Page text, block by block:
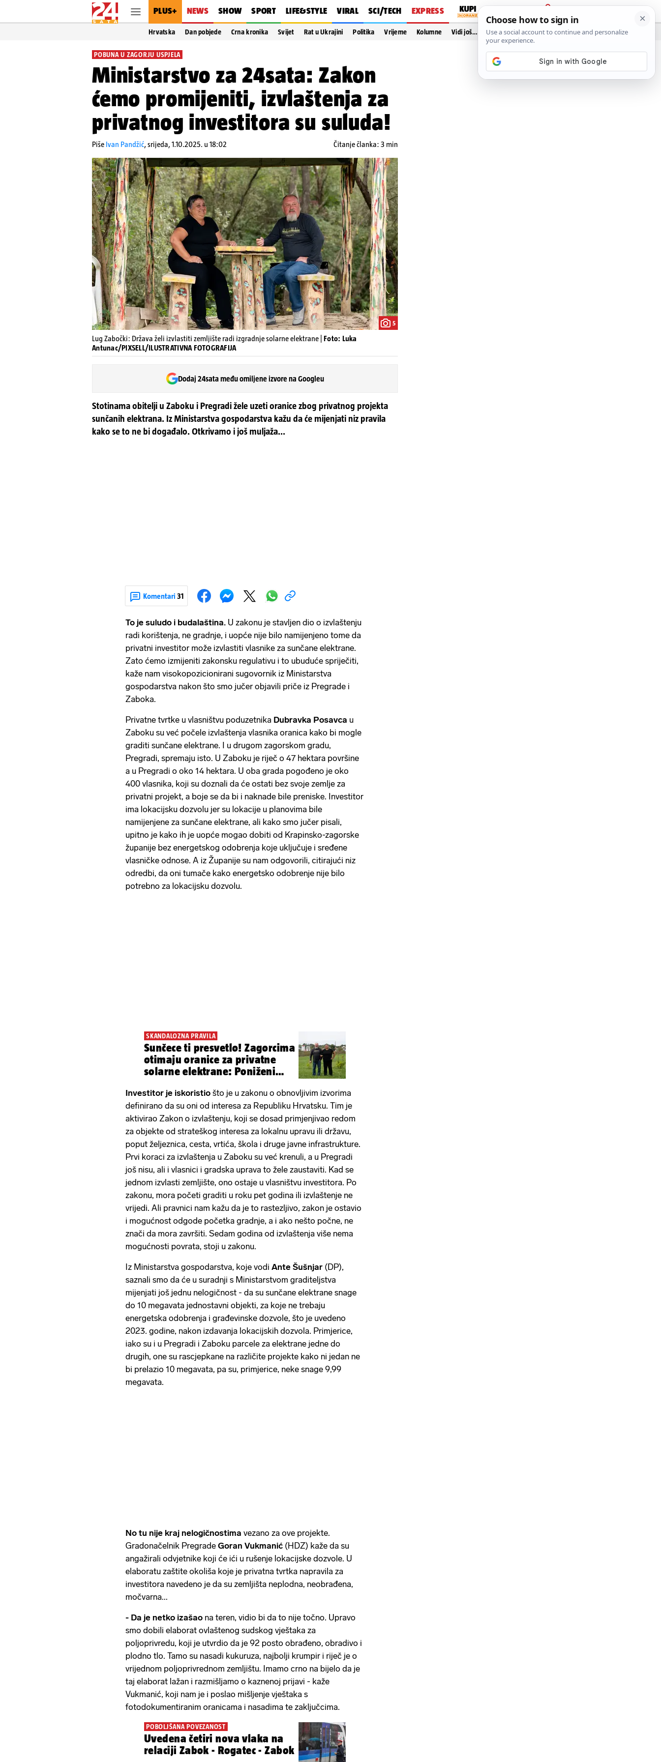
PLUS+ NEWS SHOW SPORT LIFE&STYLE VIRAL SCI/TECH EXPRESS
PRIJAVA
Hrvatska Dan pobjede Crna kronika Svijet Rat u Ukrajini Politika Vrijeme Kolumne Vidi još…
POBUNA U ZAGORJU USPJELA
Ministarstvo za 24sata: Zakon
ćemo promijeniti, izvlaštenja za
privatnog investitora su suluda!
Piše Ivan Pandžić,srijeda, 1.10.2025. u 18:02 Čitanje članka: 3 min
5
Lug Zabočki: Država želi izvlastiti zemljište radi izgradnje solarne elektrane | Foto: Luka
Antunac/PIXSELL/ILUSTRATIVNA FOTOGRAFIJA
Dodaj 24sata među omiljene izvore na Googleu
Stotinama obitelji u Zaboku i Pregradi žele uzeti oranice zbog privatnog projekta
sunčanih elektrana. Iz Ministarstva gospodarstva kažu da će mijenjati niz pravila
kako se to ne bi događalo. Otkrivamo i još muljaža...
Komentari 31
To je suludo i budalaština. U zakonu je stavljen dio o izvlaštenju
radi korištenja, ne gradnje, i uopće nije bilo namijenjeno tome da
privatni investitor može izvlastiti vlasnike za sunčane elektrane.
Zato ćemo izmijeniti zakonsku regulativu i to ubuduće spriječiti,
kaže nam visokopozicionirani sugovornik iz Ministarstva
gospodarstva nakon što smo jučer objavili priče iz Pregrade i
Zaboka.
Privatne tvrtke u vlasništvu poduzetnika Dubravka Posavca u
Zaboku su već počele izvlaštenja vlasnika oranica kako bi mogle
graditi sunčane elektrane. I u drugom zagorskom gradu,
Pregradi, spremaju isto. U Zaboku je riječ o 47 hektara površine
a u Pregradi o oko 14 hektara. U oba grada pogođeno je oko
400 vlasnika, koji su doznali da će ostati bez svoje zemlje za
privatni projekt, a boje se da bi i naknade bile preniske. Investitor
ima lokacijsku dozvolu jer su lokacije u planovima bile
namijenjene za sunčane elektrane, ali kako smo jučer pisali,
upitno je kako ih je uopće mogao dobiti od Krapinsko-zagorske
županije bez energetskog odobrenja koje uključuje i sređene
vlasničke odnose. A iz Županije su nam odgovorili, citirajući niz
odredbi, da oni tumače kako energetsko odobrenje nije bilo
potrebno za lokacijsku dozvolu.
SKANDALOZNA PRAVILA
Sunčece ti presvetlo! Zagorcima
otimaju oranice za privatne
solarne elektrane: Poniženi
Investitor je iskoristio što je u zakonu o obnovljivim izvorima
definirano da su oni od interesa za Republiku Hrvatsku. Tim je
aktivirao Zakon o izvlaštenju, koji se dosad primjenjivao redom
za objekte od strateškog interesa za lokalnu upravu ili državu,
poput željeznica, cesta, vrtića, škola i druge javne infrastrukture.
Prvi koraci za izvlaštenja u Zaboku su već krenuli, a u Pregradi
još nisu, ali i vlasnici i gradska uprava to žele zaustaviti. Kad se
jednom izvlasti zemljište, ono ostaje u vlasništvu investitora. Po
zakonu, mora početi graditi u roku pet godina ili izvlaštenje ne
vrijedi. Ali pravnici nam kažu da je to rastezljivo, zakon je ostavio
i mogućnost odgode početka gradnje, a i ako nešto počne, ne
znači da mora završiti. Sedam godina od izvlaštenja više nema
mogućnosti povrata, stoji u zakonu.
Iz Ministarstva gospodarstva, koje vodi Ante Šušnjar (DP),
saznali smo da će u suradnji s Ministarstvom graditeljstva
mijenjati još jednu nelogičnost - da su sunčane elektrane snage
do 10 megavata jednostavni objekti, za koje ne trebaju
energetska odobrenja i građevinske dozvole, što je uvedeno
2023. godine, nakon izdavanja lokacijskih dozvola. Primjerice,
iako su i u Pregradi i Zaboku parcele za elektrane jedne do
drugih, one su rascjepkane na različite projekte kako ni jedan ne
bi prelazio 10 megavata, pa su, primjerice, neke snage 9,99
megavata.
No tu nije kraj nelogičnostima vezano za ove projekte.
Gradonačelnik Pregrade Goran Vukmanić (HDZ) kaže da su
angažirali odvjetnike koji će ići u rušenje lokacijske dozvole. U
elaboratu zaštite okoliša koje je privatna tvrtka napravila za
investitora navedeno je da su zemljišta neplodna, neobrađena,
močvarna...
- Da je netko izašao na teren, vidio bi da to nije točno. Upravo
smo dobili elaborat ovlaštenog sudskog vještaka za
poljoprivredu, koji je utvrdio da je 92 posto obrađeno, obradivo i
plodno tlo. Tamo su nasadi kukuruza, najbolji krumpir i riječ je o
vrijednom poljoprivrednom zemljištu. Imamo crno na bijelo da je
taj elaborat lažan i razmišljamo o kaznenoj prijavi - kaže
Vukmanić, koji nam je i poslao mišljenje vještaka s
fotodokumentiranim oranicama i nasadima te zaključcima.
POBOLJŠANA POVEZANOST
Uvedena četiri nova vlaka na
relaciji Zabok - Rogatec - Zabok